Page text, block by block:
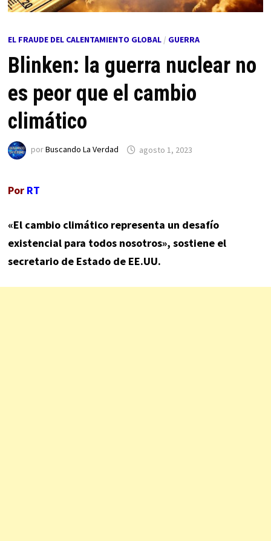
EL FRAUDE DEL CALENTAMIENTO GLOBAL/ GUERRA
Blinken: la guerra nuclear no
es peor que el cambio
climático
porBuscando La Verdad agosto 1, 2023
Por RT
«El cambio climático representa un desafío
existencial para todos nosotros», sostiene el
secretario de Estado de EE.UU.